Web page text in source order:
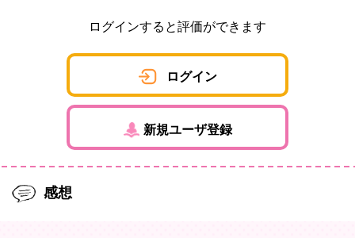
ログインすると評価ができます
ログイン
新規ユーザ登録
感想